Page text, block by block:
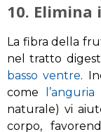
10. Elimina
La fibra della
nel tratto
basso ventre.
come
l’anguria
naturale) vi
corpo,